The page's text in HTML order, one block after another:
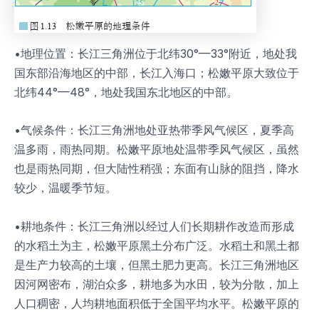
•地理位置：长江三角洲位于北纬30°—33°附近，地处我
国东部沿海地区的中部，长江入海口；松嫩平原大致位于
北纬44°—48°，地处我国东北地区的中部。
•气候条件：长江三角洲地处亚热带季风气候区，夏季高
温多雨，雨热同期。松嫩平原地处温带季风气候区，虽然
也是雨热同期，但大陆性稍强；东面有山脉的阻挡，降水
较少，温暖季节短。
•耕地条件：长江三角洲以经过人们长期耕作改造而形成
的水稻土为主，松嫩平原黑土分布广泛。水稻土和黑土都
是生产力较高的土壤，但黑土肥力更高。长江三角洲地区
因河网密布，湖泊众多，耕地多为水田，较为分散，加上
人口稠密，人均耕地面积低于全国平均水平。松嫩平原的